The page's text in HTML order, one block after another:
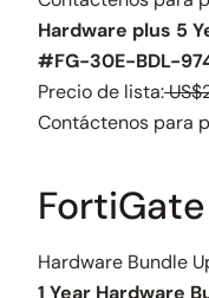
Hardware plus 5
#FG-30E-BDL-
Precio de lista:
Contáctenos para
Hardware Bundle
1 Year Hardware